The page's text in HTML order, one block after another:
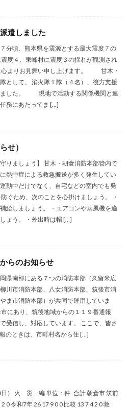
遣しました
分頃、熊本県を震源とする最大震度７の
度４、東峰村に震度３の揺れが観測され
心よりお見舞い申し上げます。 甘木・
として、 消火隊１隊（４名）、後方支援
ました。 現地で活動する関係機関と連
務にあたってま […]
せ）
りましょう】 甘木・朝倉消防本部管内で
熱中症による救急搬送が多く発生してい
動中だけでなく、自宅などの室内でも発
ぐため、次のことを心掛けましょう。 ・
給しましょう。 ・エアコンや扇風機を適
ょう。 ・外出時は帽 […]
らのお知らせ
県南部にある７つの消防本部（久留米広
川市消防本部、八女消防本部、筑後市消
ま市消防本部）が共同で運用していま
にあり、筑後地域からの１１９番通報
受信し、対応しています。 ここで、皆さ
のときは、市町村名から住 […]
日） 火 災 編 単位：件 合計 朝倉市 筑前
0 令和7年 26 17 9 0 0 比較 13 7 4 2 0 救